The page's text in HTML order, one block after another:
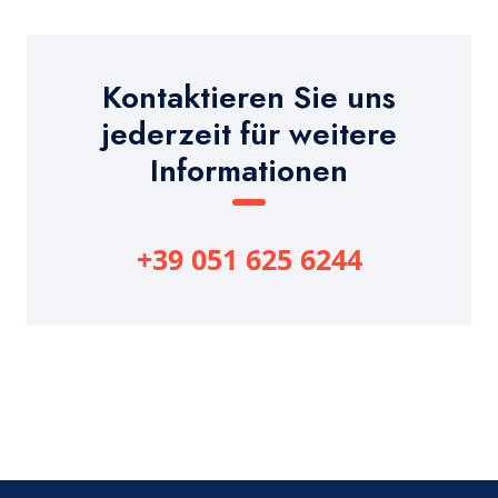
Kontaktieren Sie uns
jederzeit für weitere
Informationen
+39 051 625 6244